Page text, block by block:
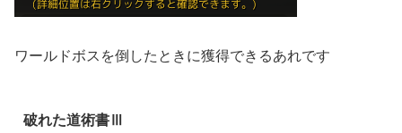
ワールドボスを倒したときに獲得できるあれです
破れた道術書Ⅲ